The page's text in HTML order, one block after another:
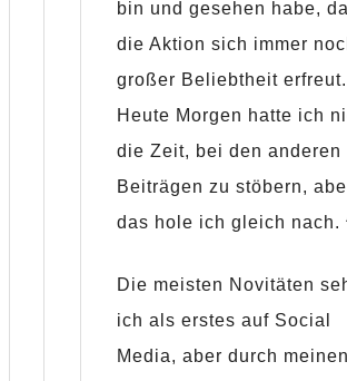
bin und gesehen habe,
die Aktion sich immer
großer Beliebtheit erfreut.
Heute Morgen hatte ich
die Zeit, bei den anderen
Beiträgen zu stöbern,
das hole ich gleich nach.
Die meisten Novitäten
ich als erstes auf Social
Media, aber durch meinen